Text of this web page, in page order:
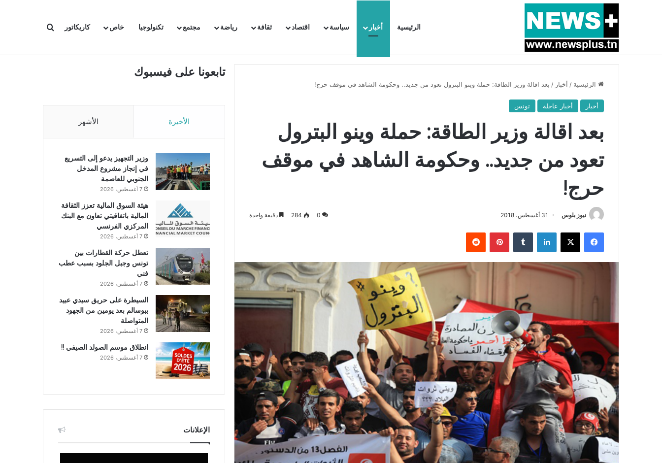
الرئيسية أخبار سياسة اقتصاد ثقافة رياضة مجتمع تكنولوجيا خاص كاريكاتور بحث عن
أخبار عاجلة بسبب المرزوقي وبتكليف من سعيّد: الخارجية تستدعي السفيرة الفرنسية بتونس وتبلغها احتجاجا شديد اللهجة !!
الرئيسية / أخبار / بعد اقالة وزير الطاقة: حملة وينو البترول تعود من جديد.. وحكومة الشاهد في موقف حرج!
أخبار أخبار عاجلة تونس
بعد اقالة وزير الطاقة: حملة وينو البترول
تعود من جديد.. وحكومة الشاهد في موقف
حرج!
نيوز بلوس 31 أغسطس، 2018 0
284 دقيقة واحدة
فيسبوك X لينكدإن بينتيريست
تابعونا على فيسبوك
الأخيرة الأشهر
وزير التجهيز يدعو إلى التسريع
في إنجاز مشروع المدخل
الجنوبي للعاصمة
7 أغسطس، 2026
هيئة السوق المالية تعزز الثقافة
المالية باتفاقيتي تعاون مع البنك
المركزي الفرنسي
7 أغسطس، 2026
تعطل حركة القطارات بين
تونس وجبل الجلود بسبب عطب
فني
7 أغسطس، 2026
السيطرة على حريق سيدي عبيد
ببوسالم بعد يومين من الجهود
المتواصلة
7 أغسطس، 2026
انطلاق موسم الصولد الصيفي !!
7 أغسطس، 2026
الإعلانات